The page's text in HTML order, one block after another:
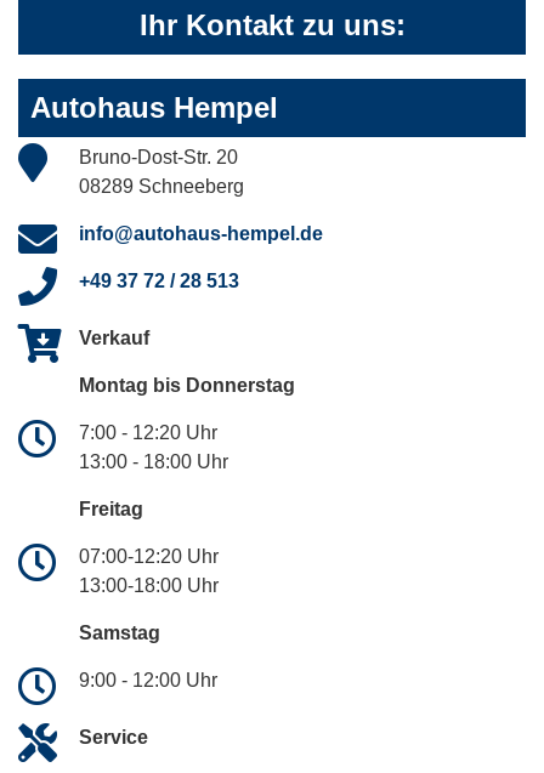
Ihr Kontakt zu uns:
Autohaus Hempel
Bruno-Dost-Str. 20
08289 Schneeberg
info@autohaus-hempel.de
+49 37 72 / 28 513
Verkauf
Montag bis Donnerstag
7:00 - 12:20 Uhr
13:00 - 18:00 Uhr
Freitag
07:00-12:20 Uhr
13:00-18:00 Uhr
Samstag
9:00 - 12:00 Uhr
Service